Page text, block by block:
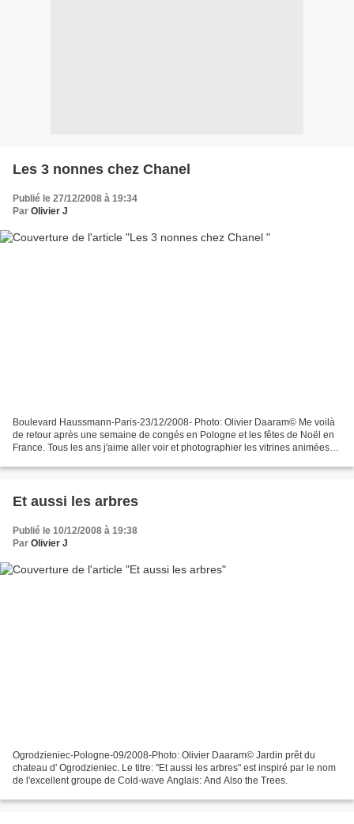
Les 3 nonnes chez Chanel
Publié le 27/12/2008 à 19:34
Par Olivier J
Boulevard Haussmann-Paris-23/12/2008- Photo: Olivier Daaram© Me voilà
de retour après une semaine de congés en Pologne et les fêtes de Noël en
France. Tous les ans j'aime aller voir et photographier les vitrines animées
Et aussi les arbres
Publié le 10/12/2008 à 19:38
Par Olivier J
Ogrodzieniec-Pologne-09/2008-Photo: Olivier Daaram© Jardin prêt du
chateau d' Ogrodzieniec. Le titre: "Et aussi les arbres" est inspiré par le nom
de l'excellent groupe de Cold-wave Anglais: And Also the Trees.